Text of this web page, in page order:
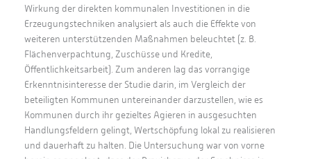
Wirkung der direkten kommunalen Investitionen in die
Erzeugungstechniken analysiert als auch die Effekte von
weiteren unterstützenden Maßnahmen beleuchtet (z. B.
Flächenverpachtung, Zuschüsse und Kredite,
Öffentlichkeitsarbeit). Zum anderen lag das vorrangige
Erkenntnisinteresse der Studie darin, im Vergleich der
beteiligten Kommunen untereinander darzustellen, wie es
Kommunen durch ihr gezieltes Agieren in ausgesuchten
Handlungsfeldern gelingt, Wertschöpfung lokal zu realisieren
und dauerhaft zu halten. Die Untersuchung war von vorne